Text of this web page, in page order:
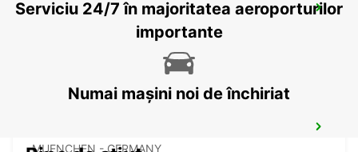
LANDSHUT ST. WOLFGANG
LANDSHUT - GERMANY
MUENCHEN - GERMANY
Serviciu 24/7 în majoritatea aeroporturilor
importante
Numai mașini noi de închiriat